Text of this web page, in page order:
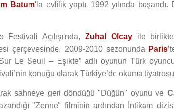
Batum'la evlilik yaptı, 1992 yılında boşandı.
Festivali Açılışı'nda, Zuhal Olcayile birlikte
çerçevesinde, 2009-2010 sezonunda Paris
Le Seuil – Eşikte” adlı oyunun Türk
konuğu olarak Türkiye’de okuma
sahneye geri döndüğü "Düğün" oyunu ve
"Zenne" filminin ardından İntikam